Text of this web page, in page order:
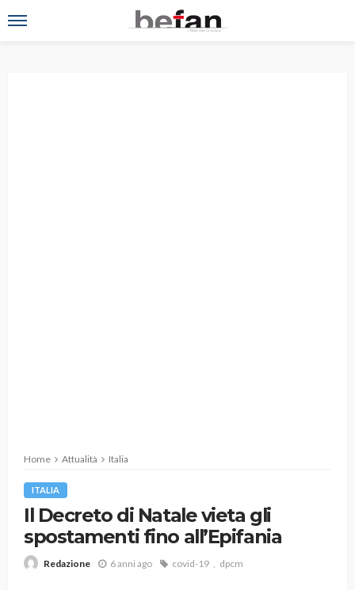
Home Attualità Italia
ITALIA
Il Decreto di Natale vieta gli
spostamenti fino all’Epifania
Redazione 6 anni ago covid-19 dpcm